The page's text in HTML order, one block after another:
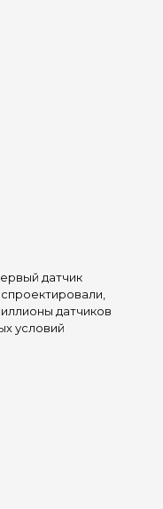
датчик
датчиков
условий